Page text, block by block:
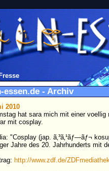
essen.de - Archiv
2010
hat sara mich mit einer voellig
mit cosplay.
"Cosplay (jap. ã‚³ã‚¹ãƒ—ãƒ¬
Jahre des 20. Jahrhunderts mit
http://www.zdf.de/